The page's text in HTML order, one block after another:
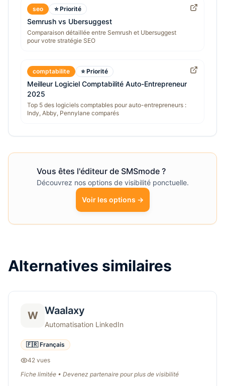
seo ⭐ Priorité
Semrush vs Ubersuggest
Comparaison détaillée entre Semrush et Ubersuggest
pour votre stratégie SEO
comptabilite ⭐ Priorité
Meilleur Logiciel Comptabilité Auto-Entrepreneur
2025
Top 5 des logiciels comptables pour auto-entrepreneurs :
Indy, Abby, Pennylane comparés
Vous êtes l'éditeur de SMSmode?
Découvrez nos options de visibilité ponctuelle.
Voir les options →
Alternatives similaires
W Waalaxy
Automatisation LinkedIn
🇫🇷 Français
42 vues
Fiche limitée • Devenez partenaire pour plus de visibilité